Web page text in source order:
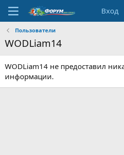
Вход
Пользователи
WODLiam14
WODLiam14 не предоставил
информации.